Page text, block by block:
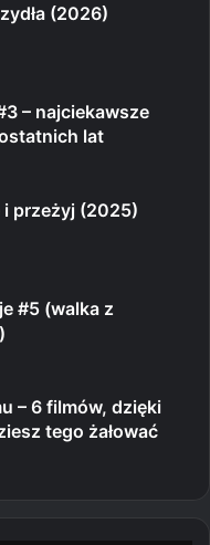
(2026)
– najciekawsze
lat
i przeżyj (2025)
#5 (walka z
– 6 filmów, dzięki
tego żałować